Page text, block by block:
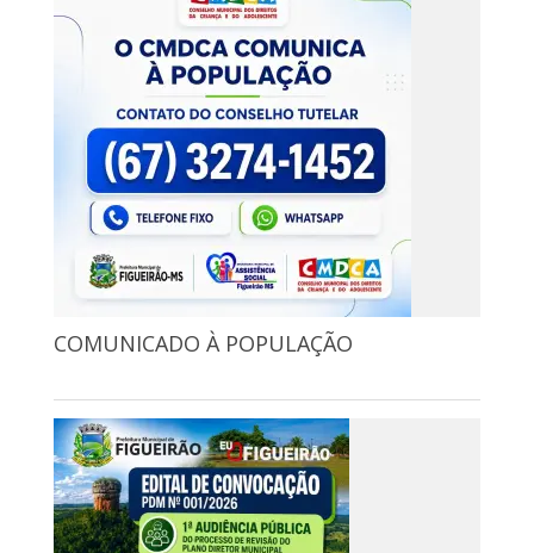
COMUNICADO À POPULAÇÃO